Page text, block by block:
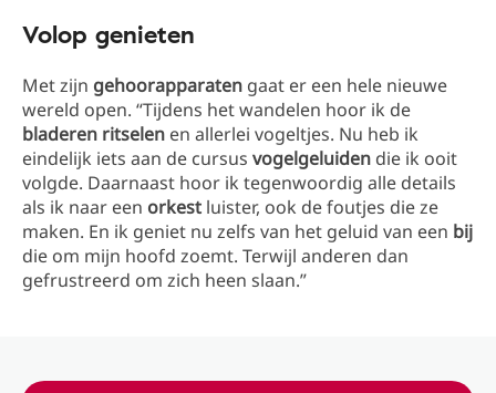
Volop genieten
Met zijn gehoorapparaten gaat er een hele nieuwe
wereld open. “Tijdens het wandelen hoor ik de
bladeren ritselen en allerlei vogeltjes. Nu heb ik
eindelijk iets aan de cursus vogelgeluiden die ik ooit
volgde. Daarnaast hoor ik tegenwoordig alle details
als ik naar een orkest luister, ook de foutjes die ze
maken. En ik geniet nu zelfs van het geluid van een bij
die om mijn hoofd zoemt. Terwijl anderen dan
gefrustreerd om zich heen slaan.”